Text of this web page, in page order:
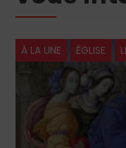
À LA UNE ÉGLISE